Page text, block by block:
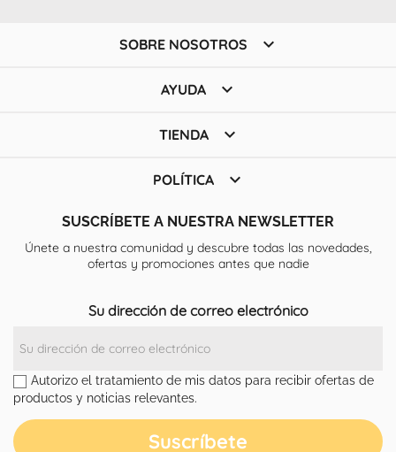
SOBRE NOSOTROS 
AYUDA 
TIENDA 
POLÍTICA 
SUSCRÍBETE A NUESTRA NEWSLETTER
Únete a nuestra comunidad y descubre todas las novedades,
ofertas y promociones antes que nadie
Su dirección de correo electrónico
Autorizo el tratamiento de mis datos para recibir ofertas de
productos y noticias relevantes.